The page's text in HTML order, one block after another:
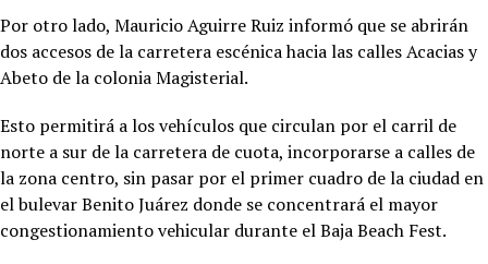
Por otro lado, Mauricio Aguirre Ruiz informó que se abrirán
dos accesos de la carretera escénica hacia las calles Acacias y
Abeto de la colonia Magisterial.
Esto permitirá a los vehículos que circulan por el carril de
norte a sur de la carretera de cuota, incorporarse a calles de
la zona centro, sin pasar por el primer cuadro de la ciudad en
el bulevar Benito Juárez donde se concentrará el mayor
congestionamiento vehicular durante el Baja Beach Fest.